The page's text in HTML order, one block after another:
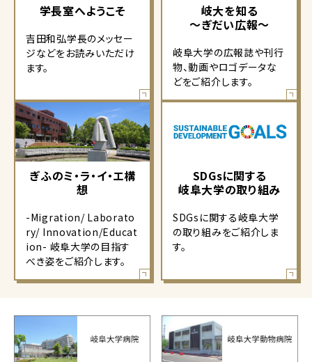
学長室へようこそ
吉田和弘学長のメッセー
ジなどをお読みいただけ
ます。
岐大を知る
～ぎだい広報～
岐阜大学の広報誌や刊行
物、動画やロゴデータな
どをご紹介します。
ぎふのミ・ラ・イ・エ構
想
-Migration/ Laborato
ry/ Innovation/Educat
ion- 岐阜大学の目指す
べき姿をご紹介します。
SDGsに関する
岐阜大学の取り組み
SDGsに関する岐阜大学
の取り組みをご紹介しま
す。